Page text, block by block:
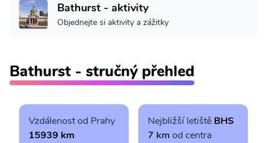
Bathurst - aktivity
Objednejte si aktivity a zážitky
Bathurst - stručný přehled
Vzdálenost od Prahy
15939 km
Nejbližší letiště BHS
7 km od centra